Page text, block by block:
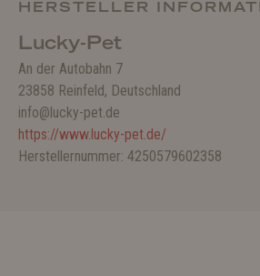
HERSTELLER
Lucky-Pet
An der Autobahn 7
23858 Reinfeld, Deutschland
info@lucky-pet.de
https://www.lucky-pet.de/
Herstellernummer: 4250579602358